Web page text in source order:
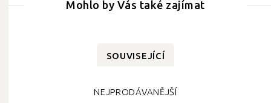
Mohlo by Vás také zajímat
SOUVISEJÍCÍ
NEJPRODÁVANĚJŠÍ